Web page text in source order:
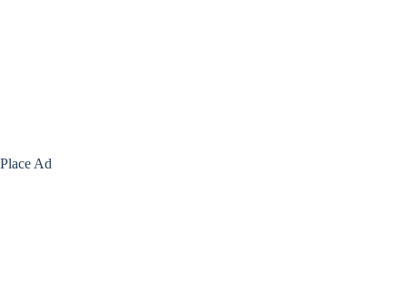
Place Ad